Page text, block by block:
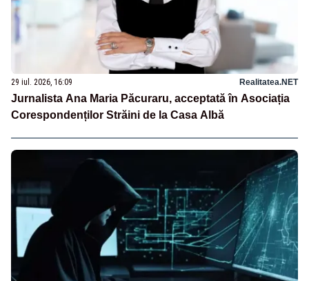
29 iul. 2026, 16:09 Realitatea.NET
Jurnalista Ana Maria Păcuraru, acceptată în Asociația
Corespondenților Străini de la Casa Albă